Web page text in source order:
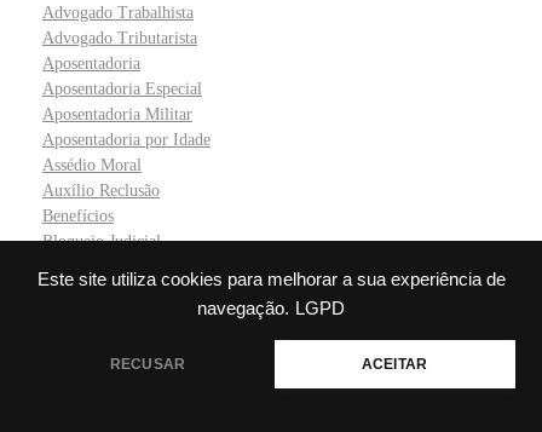
Este site utiliza cookies para melhorar a sua experiência de
navegação. LGPD
RECUSAR ACEITAR
Advogado Trabalhista
Advogado Tributarista
Aposentadoria
Aposentadoria Especial
Aposentadoria Militar
Aposentadoria por Idade
Assédio Moral
Auxílio Reclusão
Benefícios
Bloqueio Judicial
Calculadora de Juros Compostos
Precisa de ajuda?